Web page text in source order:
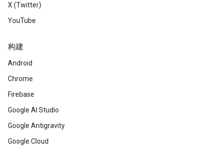
X (Twitter)
YouTube
构建
Android
Chrome
Firebase
Google AI Studio
Google Antigravity
Google Cloud